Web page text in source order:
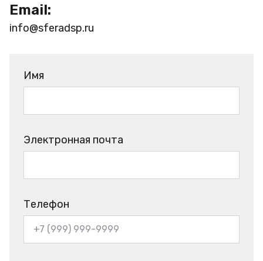
Email:
info@sferadsp.ru
Имя
Электронная почта
Телефон